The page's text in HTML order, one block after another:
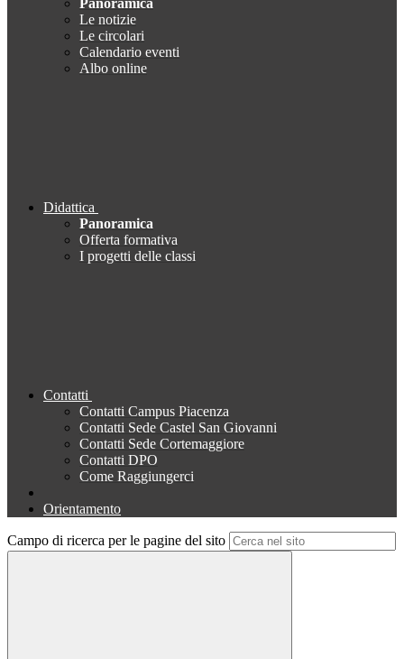
Panoramica
Le notizie
Le circolari
Calendario eventi
Albo online
Didattica
Panoramica
Offerta formativa
I progetti delle classi
Contatti
Contatti Campus Piacenza
Contatti Sede Castel San Giovanni
Contatti Sede Cortemaggiore
Contatti DPO
Come Raggiungerci
Orientamento
Campo di ricerca per le pagine del sito